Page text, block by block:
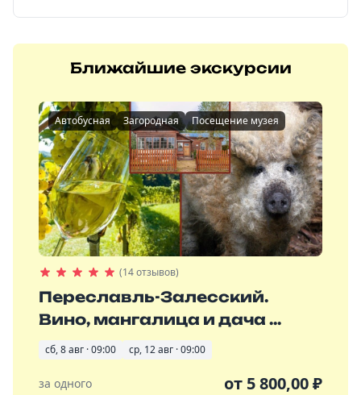
Ближайшие экскурсии
Автобусная Загородная Посещение музея
(14 отзывов)
Переславль-Залесский.
Вино, мангалица и дача ...
сб, 8 авг · 09:00 ср, 12 авг · 09:00
за одного от 5 800,00₽